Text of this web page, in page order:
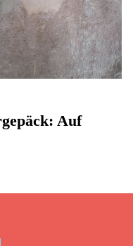
Auf